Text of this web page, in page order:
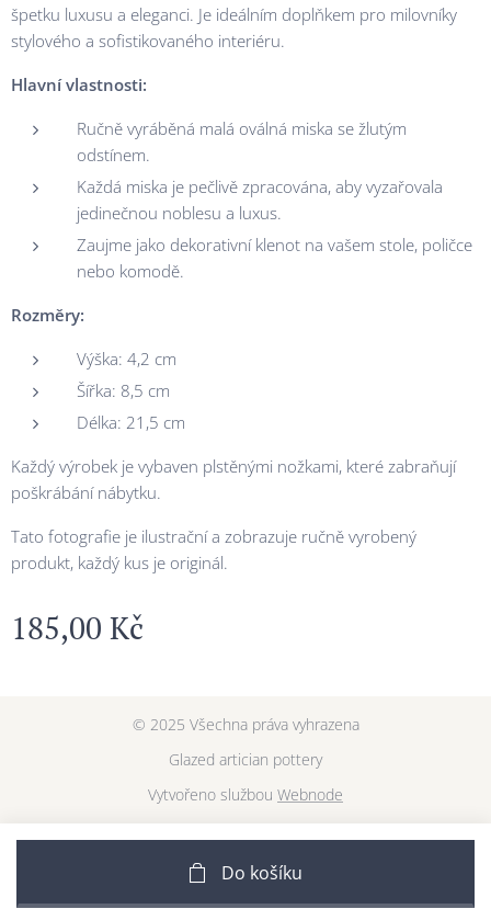
špetku luxusu a eleganci. Je ideálním doplňkem pro milovníky
stylového a sofistikovaného interiéru.
Hlavní vlastnosti:
Ručně vyráběná malá oválná miska se žlutým
odstínem.
Každá miska je pečlivě zpracována, aby vyzařovala
jedinečnou noblesu a luxus.
Zaujme jako dekorativní klenot na vašem stole, poličce
nebo komodě.
Rozměry:
Výška: 4,2 cm
Šířka: 8,5 cm
Délka: 21,5 cm
Každý výrobek je vybaven plstěnými nožkami, které zabraňují
poškrábání nábytku.
Tato fotografie je ilustrační a zobrazuje ručně vyrobený
produkt, každý kus je originál.
185,00 Kč
Do košíku
© 2025 Všechna práva vyhrazena
Glazed artician pottery
Vytvořeno službou Webnode